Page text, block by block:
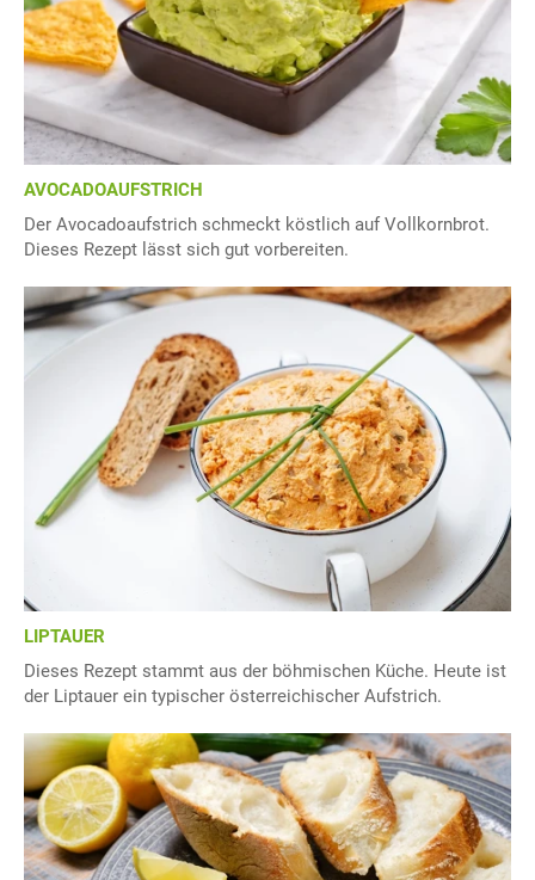
AVOCADOAUFSTRICH
Der Avocadoaufstrich schmeckt köstlich auf Vollkornbrot.
Dieses Rezept lässt sich gut vorbereiten.
LIPTAUER
Dieses Rezept stammt aus der böhmischen Küche. Heute ist
der Liptauer ein typischer österreichischer Aufstrich.